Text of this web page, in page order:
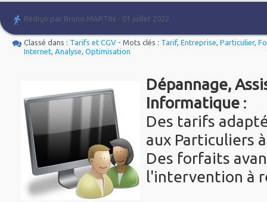
Rédigé par Bruno MARTIN - 01 juillet 2022
Classé dans : Tarifs et CGV - Mots clés : Tarif, Entreprise, Particulier,
Internet, Analyse, Optimisation
Dépannage,
Informatique :
Des tarifs
aux Particuliers
Des forfaits
l'intervention à